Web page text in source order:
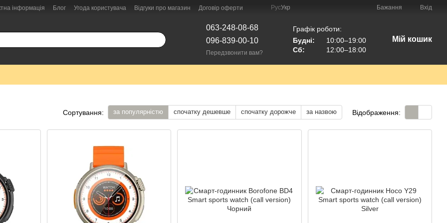
інформація Блог Угода користувача Відгуки про магазин Договір оферти РусУкр Бажання Вхід
063-248-08-68
096-839-00-10
Передзвонити вам?
Графік роботи:
Будні:
10:00–19:00
Сб:
12:00–18:00
Мій кошик
Сортування: за популярністю спочатку дешевше спочатку дорожче за назвою Відображення: